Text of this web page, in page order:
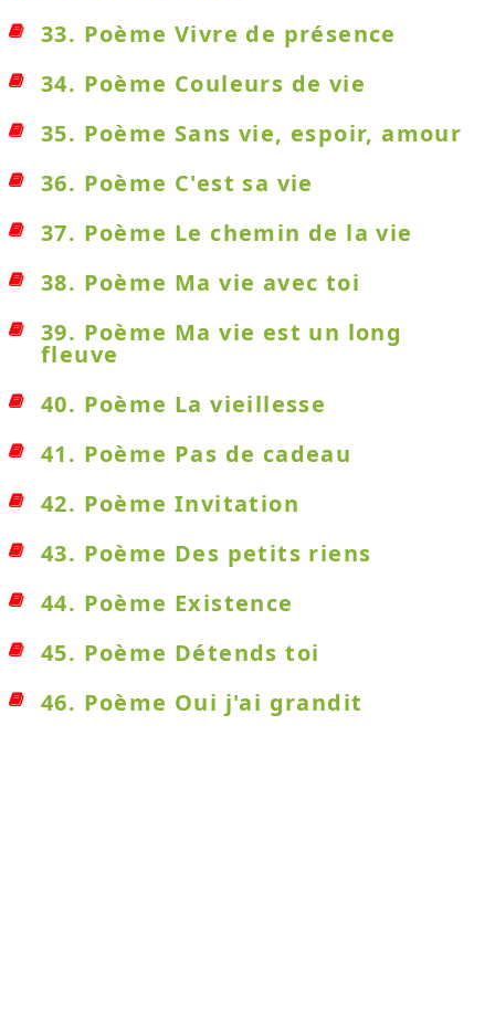
33. Poème Vivre de présence
34. Poème Couleurs de vie
35. Poème Sans vie, espoir, amour
36. Poème C'est sa vie
37. Poème Le chemin de la vie
38. Poème Ma vie avec toi
39. Poème Ma vie est un long
fleuve
40. Poème La vieillesse
41. Poème Pas de cadeau
42. Poème Invitation
43. Poème Des petits riens
44. Poème Existence
45. Poème Détends toi
46. Poème Oui j'ai grandit